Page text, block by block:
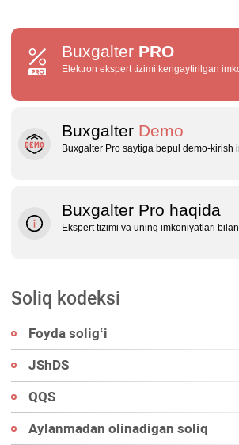
Buxgalter PRO
Elektron ekspert tizimi kengaytirilgan
Buxgalter Demo
Buxgalter Pro saytiga bepul demo‑kirish
Buxgalter Pro haqida
Ekspert tizimi va uning imkoniyatlari
Soliq kodeksi
Foyda soligʻi
JShDS
QQS
Aylanmadan olinadigan soliq